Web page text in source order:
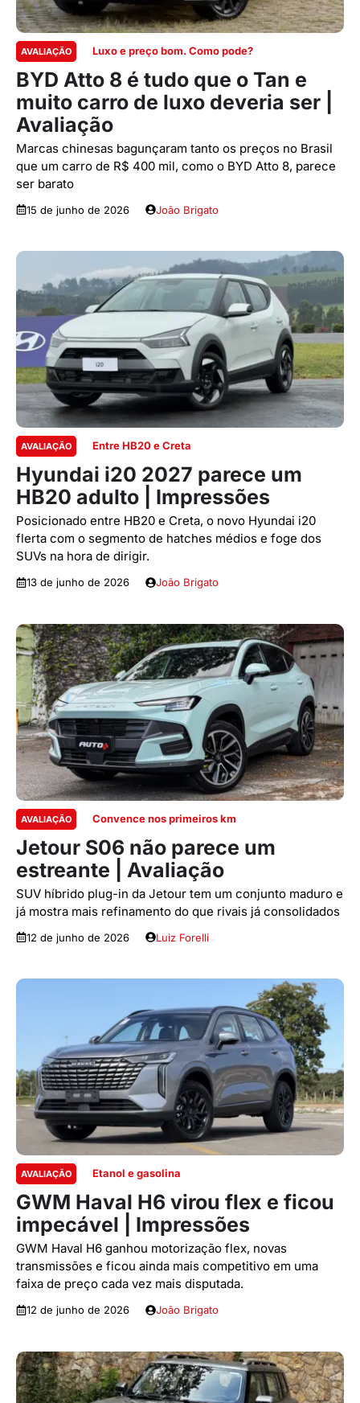
AVALIAÇÃO Luxo e preço bom. Como pode?
BYD Atto 8 é tudo que o Tan e
muito carro de luxo deveria ser |
Avaliação
Marcas chinesas bagunçaram tanto os preços no Brasil
que um carro de R$ 400 mil, como o BYD Atto 8, parece
ser barato
15 de junho de 2026 João Brigato
AVALIAÇÃO Entre HB20 e Creta
Hyundai i20 2027 parece um
HB20 adulto | Impressões
Posicionado entre HB20 e Creta, o novo Hyundai i20
flerta com o segmento de hatches médios e foge dos
SUVs na hora de dirigir.
13 de junho de 2026 João Brigato
AVALIAÇÃO Convence nos primeiros km
Jetour S06 não parece um
estreante | Avaliação
SUV híbrido plug-in da Jetour tem um conjunto maduro e
já mostra mais refinamento do que rivais já consolidados
12 de junho de 2026 Luiz Forelli
AVALIAÇÃO Etanol e gasolina
GWM Haval H6 virou flex e ficou
impecável | Impressões
GWM Haval H6 ganhou motorização flex, novas
transmissões e ficou ainda mais competitivo em uma
faixa de preço cada vez mais disputada.
12 de junho de 2026 João Brigato